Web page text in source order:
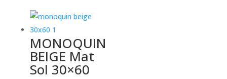
MONOQUIN
BEIGE Mat
Sol 30×60